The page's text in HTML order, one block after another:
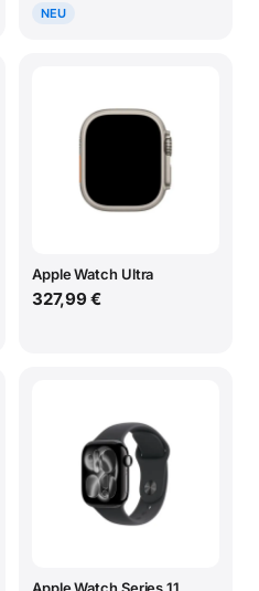
NEU
Apple Watch Ultra
327,99 €